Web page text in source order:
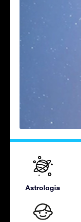
Astrologia